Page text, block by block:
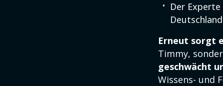
Der
Erneut sorgt
Timmy,
geschwächt
Wissens- und